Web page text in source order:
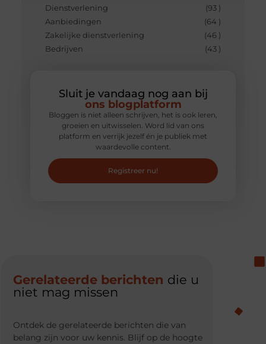
Dienstverlening
(93 )
Aanbiedingen
(64 )
Zakelijke dienstverlening
(46 )
Bedrijven
(43 )
Sluit je vandaag nog aan bij
ons blogplatform
Bloggen is niet alleen schrijven, het is ook leren,
groeien en uitwisselen. Word lid van ons
platform en verrijk jezelf én je publiek met
waardevolle content.
Registreer nu!
Gerelateerde berichten die u
niet mag missen
Ontdek de gerelateerde berichten die van
belang zijn voor uw kennis. Blijf op de hoogte